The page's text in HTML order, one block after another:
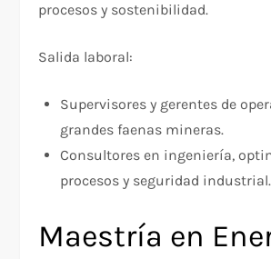
procesos y sostenibilidad.
Salida laboral:
Supervisores y gerentes de
grandes faenas mineras.​
Consultores en ingeniería,
procesos y seguridad industrial.
Maestría en